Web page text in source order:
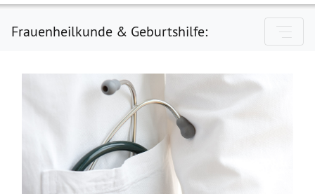
Frauenheilkunde & Geburtshilfe: